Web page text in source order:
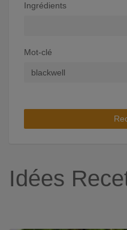
Ingrédients
Mot-clé
Idées